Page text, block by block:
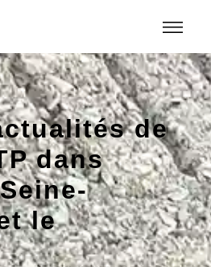
de
dans
le